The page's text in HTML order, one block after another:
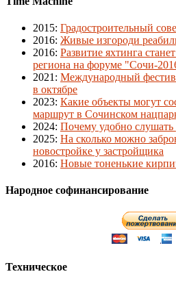
2015: Градостроительный
2016: Живые изгороди
2016: Развитие яхтинга
региона на форуме "Сочи-
2021 : Международный
в октябре
2023: Какие объекты могут
маршрут в Сочинском
2024: Почему удобно слушать
2025: На сколько можно
новостройке у застройщика
2016: Новые тоненькие
Народное софинансирование
Техническое